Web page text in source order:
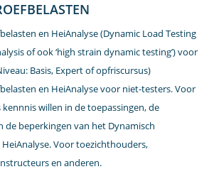
en HeiAnalyse (Dynamic Load Testing
of ook ‘high strain dynamic testing’) voor
Basis, Expert of opfriscursus)
en HeiAnalyse voor niet-testers. Voor
kennnis willen in de toepassingen, de
de beperkingen van het Dynamisch
Voor toezichthouders,
en anderen.